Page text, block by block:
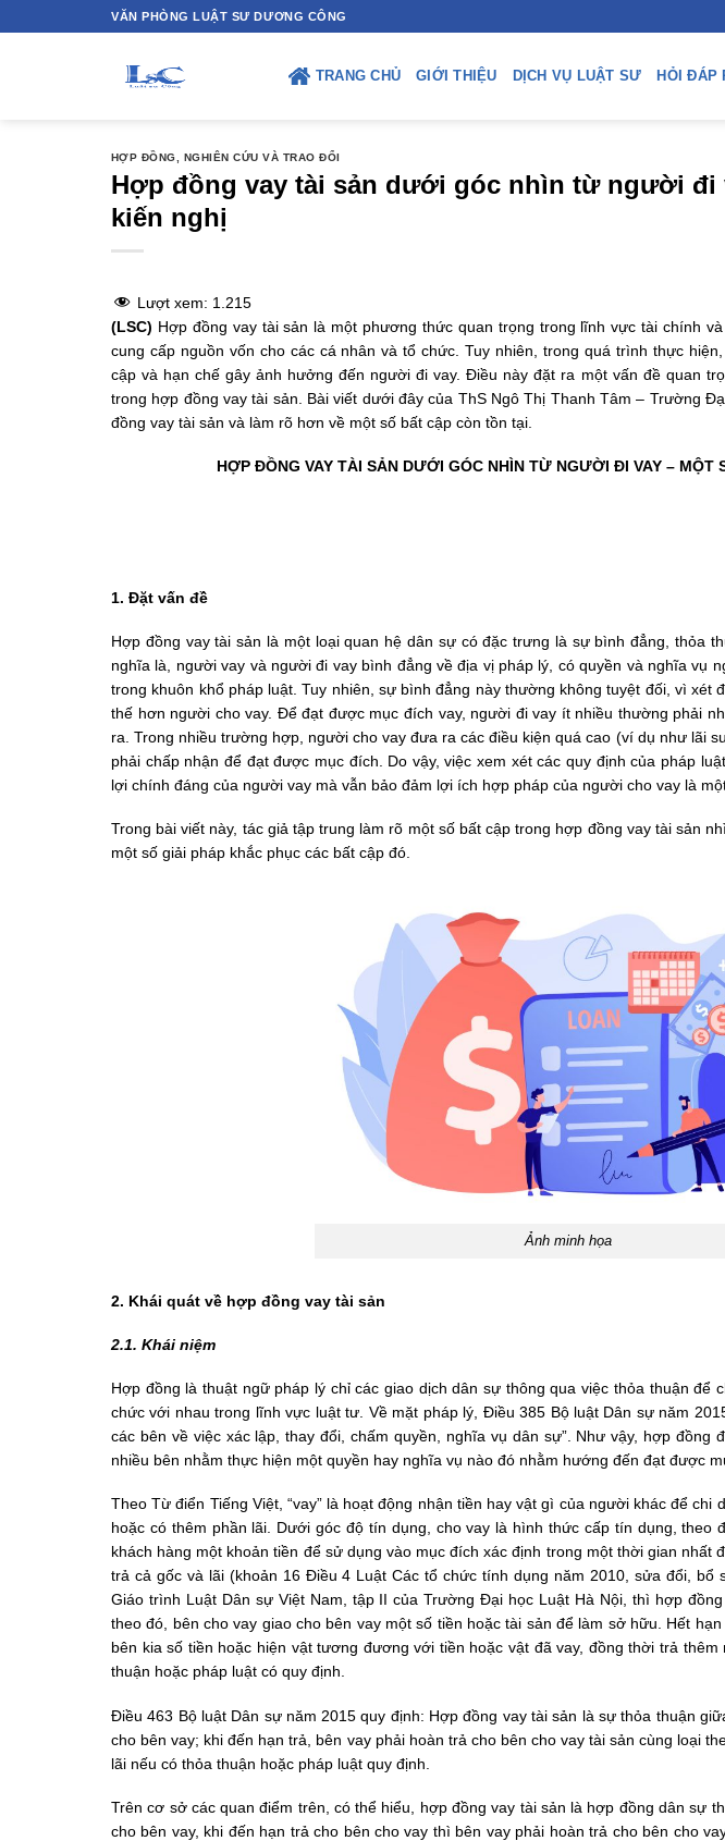
to
VĂN PHÒNG LUẬT SƯ DƯƠNG CÔNG
TRANG CHỦ GIỚI THIỆU DỊCH VỤ LUẬT SƯ HỎI ĐÁP
HỢP ĐỒNG NGHIÊN CỨU VÀ TRAO ĐỔI
Hợp đồng vay tài sản dưới góc nhìn từ người đi
kiến nghị
Lượt xem: 1.215
(LSC) Hợp đồng vay tài sản là một phương thức quan trọng trong lĩnh vực tài chính
cung cấp nguồn vốn cho các cá nhân và tổ chức. Tuy nhiên, trong quá trình thực
cập và hạn chế gây ảnh hưởng đến người đi vay. Điều này đặt ra một vấn đề quan
trong hợp đồng vay tài sản. Bài viết dưới đây của ThS Ngô Thị Thanh Tâm – Trường
đồng vay tài sản và làm rõ hơn về một số bất cập còn tồn tại.
HỢP ĐỒNG VAY TÀI SẢN DƯỚI GÓC NHÌN TỪ NGƯỜI ĐI VAY – MỘT
1. Đặt vấn đề
Hợp đồng vay tài sản là một loại quan hệ dân sự có đặc trưng là sự bình đẳng, thỏa
nghĩa là, người vay và người đi vay bình đẳng về địa vị pháp lý, có quyền và nghĩa vụ
trong khuôn khổ pháp luật. Tuy nhiên, sự bình đẳng này thường không tuyệt đối, vì xét
thế hơn người cho vay. Để đạt được mục đích vay, người đi vay ít nhiều thường phải
ra. Trong nhiều trường hợp, người cho vay đưa ra các điều kiện quá cao (ví dụ như lãi
phải chấp nhận để đạt được mục đích. Do vậy, việc xem xét các quy định của pháp
lợi chính đáng của người vay mà vẫn bảo đảm lợi ích hợp pháp của người cho vay là
Trong bài viết này, tác giả tập trung làm rõ một số bất cập trong hợp đồng vay tài sản
một số giải pháp khắc phục các bất cập đó.
Ảnh minh họa
2. Khái quát về hợp đồng vay tài sản
2.1. Khái niệm
Hợp đồng là thuật ngữ pháp lý chỉ các giao dịch dân sự thông qua việc thỏa thuận để
chức với nhau trong lĩnh vực luật tư. Về mặt pháp lý, Điều 385 Bộ luật Dân sự năm
các bên về việc xác lập, thay đổi, chấm quyền, nghĩa vụ dân sự”. Như vậy, hợp đồng
nhiều bên nhằm thực hiện một quyền hay nghĩa vụ nào đó nhằm hướng đến đạt được
Theo Từ điển Tiếng Việt, “vay” là hoạt động nhận tiền hay vật gì của người khác để
hoặc có thêm phần lãi. Dưới góc độ tín dụng, cho vay là hình thức cấp tín dụng, theo
khách hàng một khoản tiền để sử dụng vào mục đích xác định trong một thời gian nhất
trả cả gốc và lãi (khoản 16 Điều 4 Luật Các tổ chức tính dụng năm 2010, sửa đổi, bổ
Giáo trình Luật Dân sự Việt Nam, tập II của Trường Đại học Luật Hà Nội, thì hợp
theo đó, bên cho vay giao cho bên vay một số tiền hoặc tài sản để làm sở hữu. Hết
bên kia số tiền hoặc hiện vật tương đương với tiền hoặc vật đã vay, đồng thời trả
thuận hoặc pháp luật có quy định.
Điều 463 Bộ luật Dân sự năm 2015 quy định: Hợp đồng vay tài sản là sự thỏa thuận
cho bên vay; khi đến hạn trả, bên vay phải hoàn trả cho bên cho vay tài sản cùng loại
lãi nếu có thỏa thuận hoặc pháp luật quy định.
Trên cơ sở các quan điểm trên, có thể hiểu, hợp đồng vay tài sản là hợp đồng dân sự
cho bên vay, khi đến hạn trả cho bên cho vay thì bên vay phải hoàn trả cho bên cho